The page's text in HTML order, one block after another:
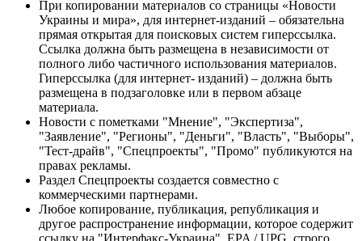
При копировании материалов со страницы «Новости
Украины и мира», для интернет-изданий – обязательна
прямая открытая для поисковых систем гиперссылка.
Ссылка должна быть размещена в независимости от
полного либо частичного использования материалов.
Гиперссылка (для интернет- изданий) – должна быть
размещена в подзаголовке или в первом абзаце
материала.
Новости с пометками "Мнение", "Экспертиза",
"Заявление", "Регионы", "Деньги", "Власть", "Выборы",
"Тест-драйв", "Спецпроекты", "Промо" публикуются на
правах рекламы.
Раздел Спецпроекты создается совместно с
коммерческими партнерами.
Любое копирование, публикация, републикация и
другое распространение информации, которое содержит
ссылку на "Интерфакс-Украина", EPA / UPG, строго